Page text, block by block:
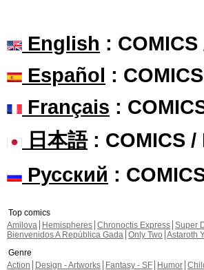
English :
Español :
Français :
日本語: COMICS /
Русский :
Top comics
Amilova
Hemispheres Chronoctis Express Super
Bienvenidos A República Gada Only Two Astaroth
Genre
Action
Design - Artworks Fantasy - SF Humor